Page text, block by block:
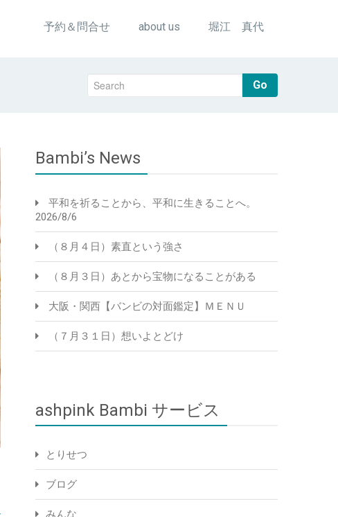
予約＆問合せ about us 堀江 真代
Go
Bambi’s News
平和を祈ることから、平和に生きることへ。
2026/8/6
（８月４日）素直という強さ
（８月３日）あとから宝物になることがある
大阪・関西【バンビの対面鑑定】ＭＥＮＵ
（７月３１日）想いよとどけ
ashpink Bambi サービス
とりせつ
ブログ
みんな